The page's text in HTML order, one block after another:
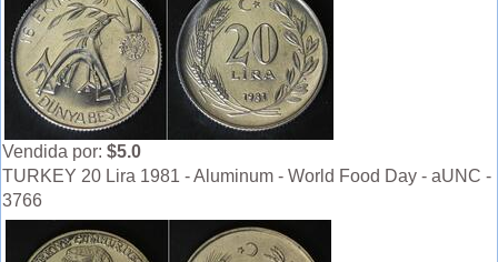
Vendida por: $5.0
TURKEY 20 Lira 1981 - Aluminum - World Food Day - aUNC -
3766